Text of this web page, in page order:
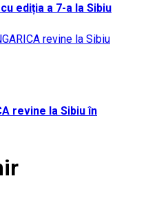
ediția a 7-a la Sibiu
revine la Sibiu în